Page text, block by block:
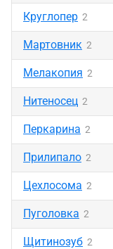
Круглопер 2
Мартовник 2
Мелакопия 2
Нитеносец 2
Перкарина 2
Прилипало 2
Цехлосома 2
Пуголовка 2
Щитинозуб 2